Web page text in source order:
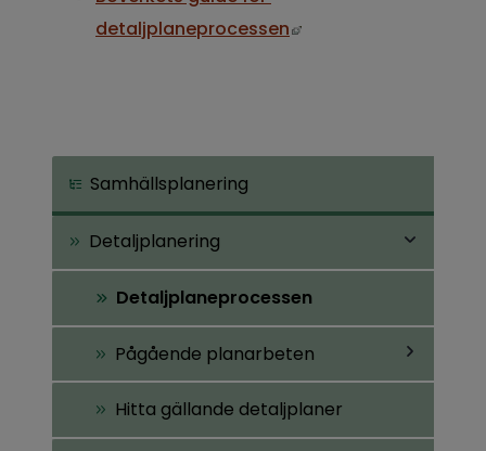
detaljplaneprocessen Länk till annan
Samhällsplanering
Detaljplanering
Detaljplaneprocessen
Pågående planarbeten
Pågående
Hitta gällande detaljplaner